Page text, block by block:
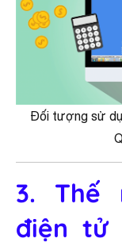
Đối tượng sử
3. Thế
điện tử